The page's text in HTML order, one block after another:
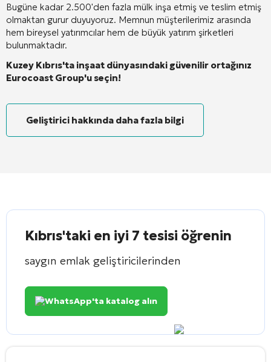
Bugüne kadar 2.500'den fazla mülk inşa etmiş ve teslim etmiş
olmaktan gurur duyuyoruz. Memnun müşterilerimiz arasında
hem bireysel yatırımcılar hem de büyük yatırım şirketleri
bulunmaktadır.
Kuzey Kıbrıs'ta inşaat dünyasındaki güvenilir ortağınız
Eurocoast Group'u seçin!
Geliştirici hakkında daha fazla bilgi
Kıbrıs'taki en iyi 7 tesisi öğrenin
saygın emlak geliştiricilerinden
WhatsApp'ta katalog alın